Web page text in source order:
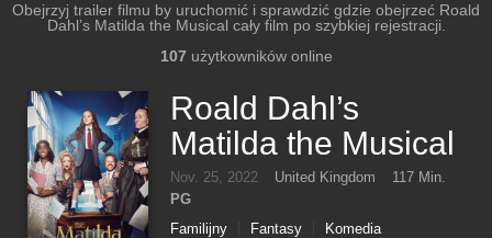
Obejrzyj trailer filmu by uruchomić i sprawdzić gdzie obejrzeć Roald
Dahl’s Matilda the Musical cały film po szybkiej rejestracji.
107 użytkowników online
Roald Dahl’s
Matilda the Musical
Nov. 25, 2022 United Kingdom
117 Min.
PG
Familijny
Fantasy Komedia